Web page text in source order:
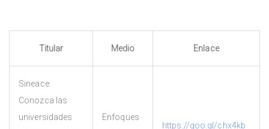
Titular Medio Enlace
Sineace:
Conozca las
universidades
Enfoques
https://goo.gl/chx4kb